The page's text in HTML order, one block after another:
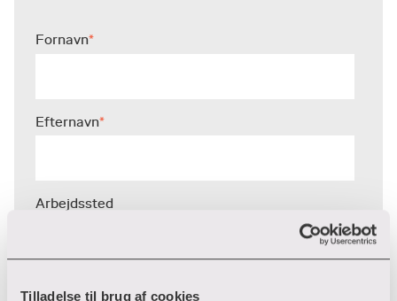
Tilladelse til brug af cookies
Fornavn*
Efternavn*
Arbejdssted